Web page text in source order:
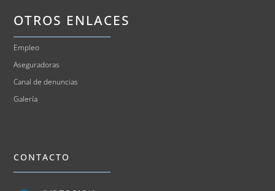
OTROS ENLACES
Empleo
Aseguradoras
Canal de denuncias
Galería
CONTACTO